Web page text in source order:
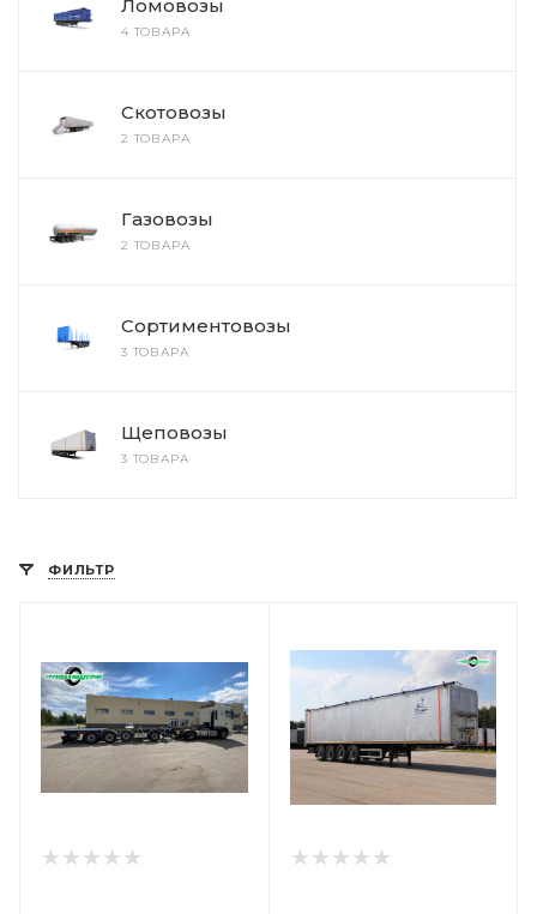
Ломовозы
4 ТОВАРА
Скотовозы
2 ТОВАРА
Газовозы
2 ТОВАРА
Сортиментовозы
3 ТОВАРА
Щеповозы
3 ТОВАРА
ФИЛЬТР